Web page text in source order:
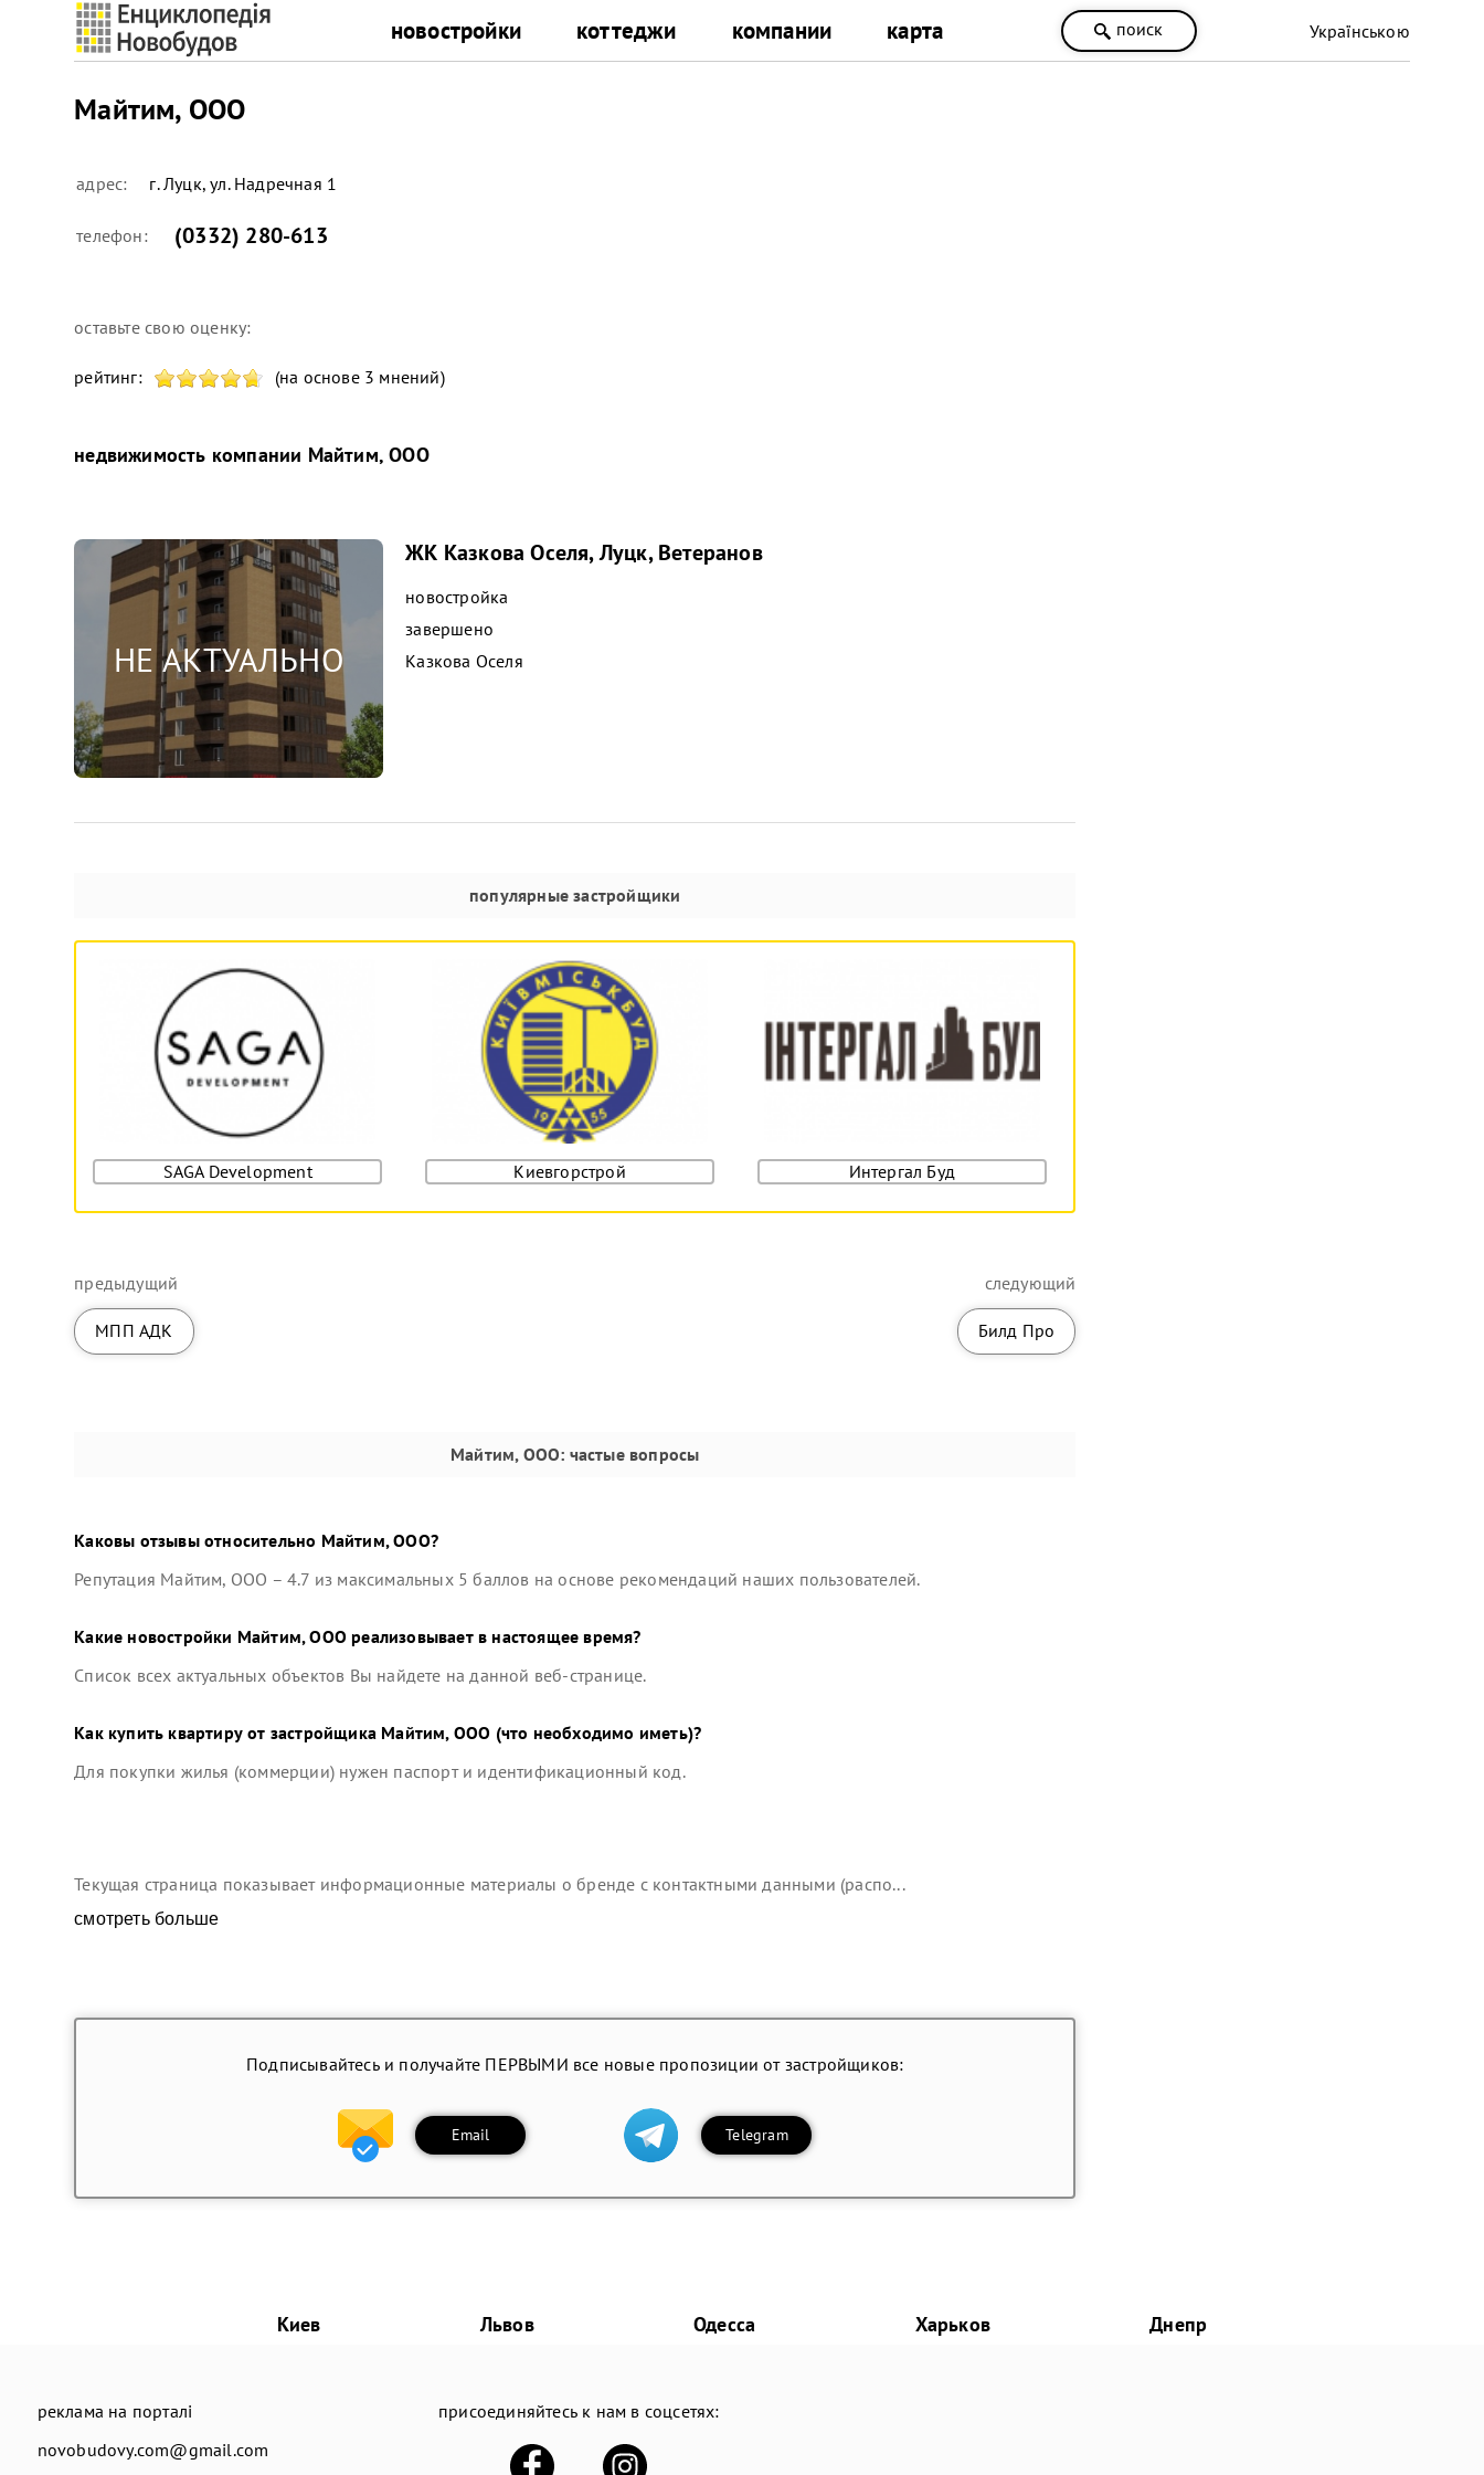
новостройки коттеджи компании карта поиск Українською
Майтим, ООО
адрес: г. Луцк, ул. Надречная 1
телефон: (0332) 280-613
оставьте свою оценку:
рейтинг: (на основе 3 мнений)
недвижимость компании Майтим, ООО
ЖК Казкова Оселя, Луцк, Ветеранов
новостройка
завершено
Казкова Оселя
популярные застройщики
SAGA Development Киевгорстрой Интергал Буд
предыдущий
МПП АДК
следующий
Билд Про
Майтим, ООО: частые вопросы
Каковы отзывы относительно Майтим, ООО?
Репутация Майтим, ООО –4.7 из максимальных 5 баллов на основе рекомендаций наших пользователей.
Какие новостройки Майтим, ООО реализовывает в настоящее время?
Список всех актуальных объектов Вы найдете на данной веб-странице.
Как купить квартиру от застройщика Майтим, ООО (что необходимо иметь)?
Для покупки жилья (коммерции) нужен паспорт и идентификационный код.
Текущая страница показывает информационные материалы о бренде с контактными данными (распо...
смотреть больше
Подписывайтесь и получайте ПЕРВЫМИ все новые пропозиции от застройщиков:
Email Telegram
Киев Львов Одесса Харьков Днепр
реклама на порталі
novobudovy.com@gmail.com
присоединяйтесь к нам в соцсетях: